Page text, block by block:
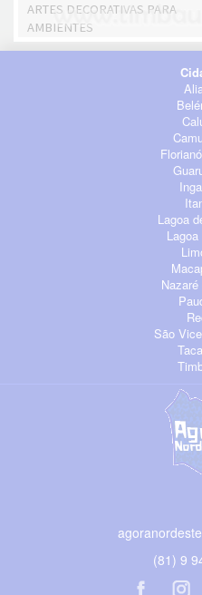
ARTES DECORATIVAS PARA
AMBIENTES
Lagoa
São
(81) 9